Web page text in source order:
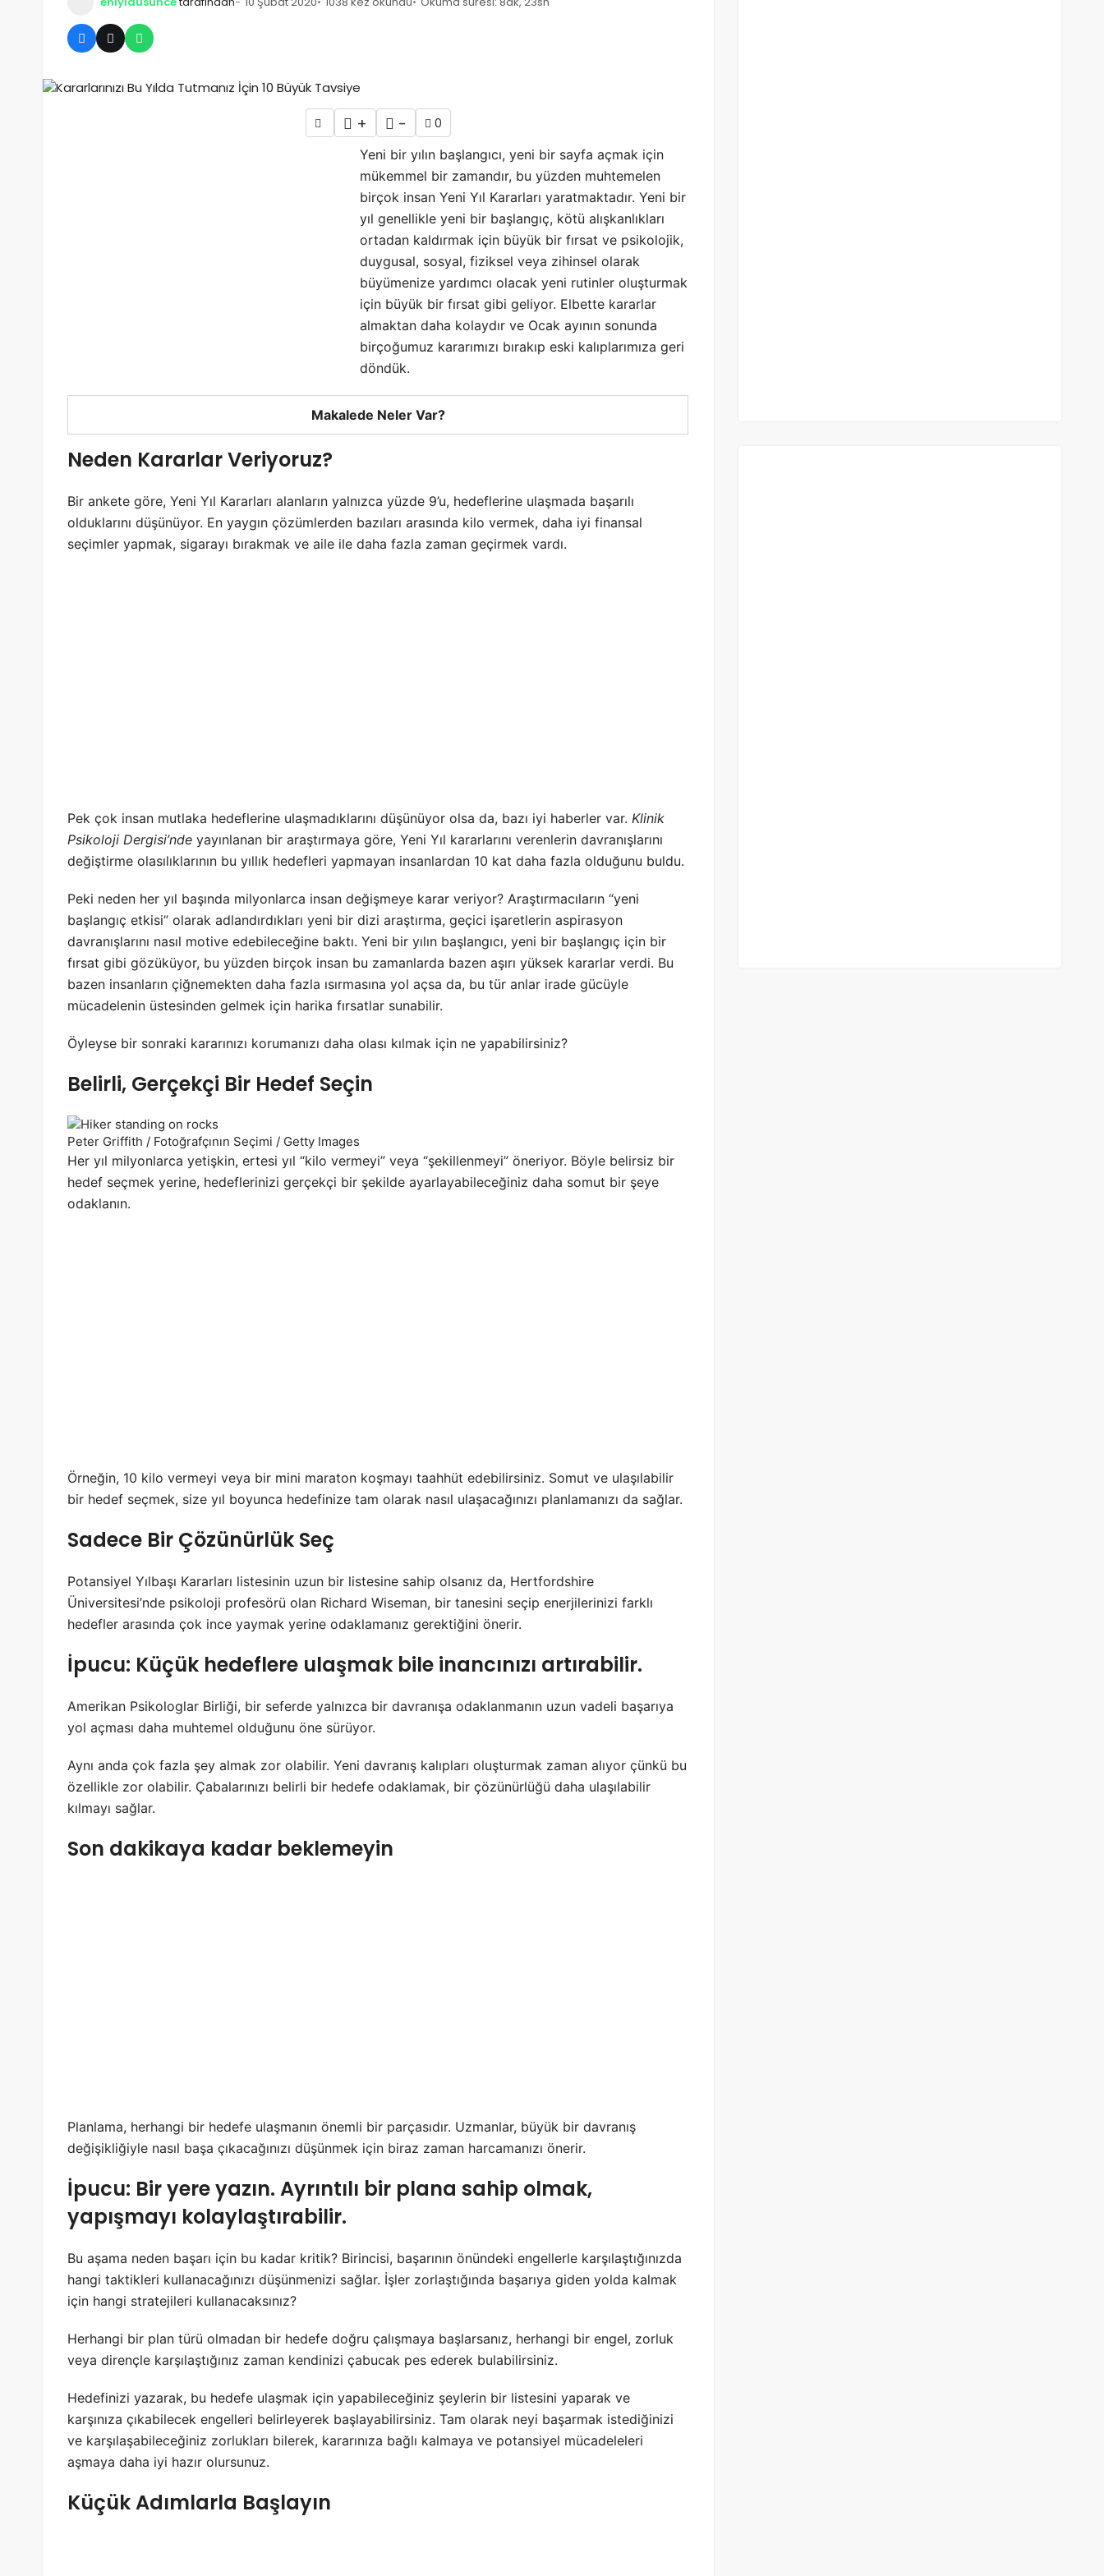
Stres Giderici için 6 Ev Organizasyon İpuçları
+ -
0
Yeni bir yılın başlangıcı, yeni bir sayfa açmak için
mükemmel bir zamandır, bu yüzden muhtemelen
birçok insan Yeni Yıl Kararları yaratmaktadır. Yeni bir
yıl genellikle yeni bir başlangıç, kötü alışkanlıkları
ortadan kaldırmak için büyük bir fırsat ve psikolojik,
duygusal, sosyal, fiziksel veya zihinsel olarak
büyümenize yardımcı olacak yeni rutinler oluşturmak
için büyük bir fırsat gibi geliyor. Elbette kararlar
almaktan daha kolaydır ve Ocak ayının sonunda
birçoğumuz kararımızı bırakıp eski kalıplarımıza geri
döndük.
Makalede Neler Var?
Neden Kararlar Veriyoruz?
Bir ankete göre, Yeni Yıl Kararları alanların yalnızca yüzde 9’u, hedeflerine ulaşmada başarılı
olduklarını düşünüyor. En yaygın çözümlerden bazıları arasında kilo vermek, daha iyi finansal
seçimler yapmak, sigarayı bırakmak ve aile ile daha fazla zaman geçirmek vardı.
Pek çok insan mutlaka hedeflerine ulaşmadıklarını düşünüyor olsa da, bazı iyi haberler var. Klinik
Psikoloji Dergisi’nde yayınlanan bir araştırmaya göre, Yeni Yıl kararlarını verenlerin davranışlarını
değiştirme olasılıklarının bu yıllık hedefleri yapmayan insanlardan 10 kat daha fazla olduğunu buldu.
Peki neden her yıl başında milyonlarca insan değişmeye karar veriyor? Araştırmacıların “yeni
başlangıç etkisi” olarak adlandırdıkları yeni bir dizi araştırma, geçici işaretlerin aspirasyon
davranışlarını nasıl motive edebileceğine baktı. Yeni bir yılın başlangıcı, yeni bir başlangıç için bir
fırsat gibi gözüküyor, bu yüzden birçok insan bu zamanlarda bazen aşırı yüksek kararlar verdi. Bu
bazen insanların çiğnemekten daha fazla ısırmasına yol açsa da, bu tür anlar irade gücüyle
mücadelenin üstesinden gelmek için harika fırsatlar sunabilir.
Öyleyse bir sonraki kararınızı korumanızı daha olası kılmak için ne yapabilirsiniz?
Belirli, Gerçekçi Bir Hedef Seçin
Peter Griffith / Fotoğrafçının Seçimi / Getty Images
Her yıl milyonlarca yetişkin, ertesi yıl “kilo vermeyi” veya “şekillenmeyi” öneriyor. Böyle belirsiz bir
hedef seçmek yerine, hedeflerinizi gerçekçi bir şekilde ayarlayabileceğiniz daha somut bir şeye
odaklanın.
Örneğin, 10 kilo vermeyi veya bir mini maraton koşmayı taahhüt edebilirsiniz. Somut ve ulaşılabilir
bir hedef seçmek, size yıl boyunca hedefinize tam olarak nasıl ulaşacağınızı planlamanızı da sağlar.
Sadece Bir Çözünürlük Seç
Potansiyel Yılbaşı Kararları listesinin uzun bir listesine sahip olsanız da, Hertfordshire
Üniversitesi’nde psikoloji profesörü olan Richard Wiseman, bir tanesini seçip enerjilerinizi farklı
hedefler arasında çok ince yaymak yerine odaklamanız gerektiğini önerir.
İpucu: Küçük hedeflere ulaşmak bile inancınızı artırabilir.
Amerikan Psikologlar Birliği, bir seferde yalnızca bir davranışa odaklanmanın uzun vadeli başarıya
yol açması daha muhtemel olduğunu öne sürüyor.
Aynı anda çok fazla şey almak zor olabilir. Yeni davranış kalıpları oluşturmak zaman alıyor çünkü bu
özellikle zor olabilir. Çabalarınızı belirli bir hedefe odaklamak, bir çözünürlüğü daha ulaşılabilir
kılmayı sağlar.
Son dakikaya kadar beklemeyin
Planlama, herhangi bir hedefe ulaşmanın önemli bir parçasıdır. Uzmanlar, büyük bir davranış
değişikliğiyle nasıl başa çıkacağınızı düşünmek için biraz zaman harcamanızı önerir.
İpucu: Bir yere yazın. Ayrıntılı bir plana sahip olmak,
yapışmayı kolaylaştırabilir.
Bu aşama neden başarı için bu kadar kritik? Birincisi, başarının önündeki engellerle karşılaştığınızda
hangi taktikleri kullanacağınızı düşünmenizi sağlar. İşler zorlaştığında başarıya giden yolda kalmak
için hangi stratejileri kullanacaksınız?
Herhangi bir plan türü olmadan bir hedefe doğru çalışmaya başlarsanız, herhangi bir engel, zorluk
veya dirençle karşılaştığınız zaman kendinizi çabucak pes ederek bulabilirsiniz.
Hedefinizi yazarak, bu hedefe ulaşmak için yapabileceğiniz şeylerin bir listesini yaparak ve
karşınıza çıkabilecek engelleri belirleyerek başlayabilirsiniz. Tam olarak neyi başarmak istediğinizi
ve karşılaşabileceğiniz zorlukları bilerek, kararınıza bağlı kalmaya ve potansiyel mücadeleleri
aşmaya daha iyi hazır olursunuz.
Küçük Adımlarla Başlayın